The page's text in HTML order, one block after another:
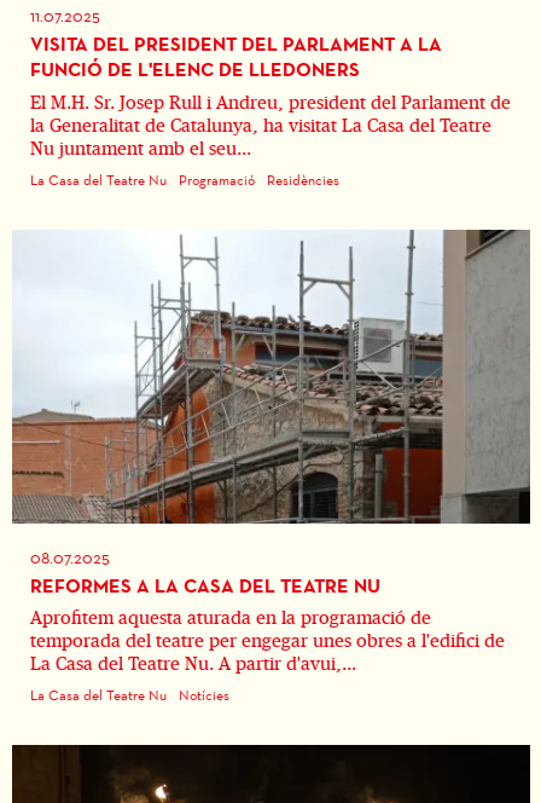
11.07.2025
VISITA DEL PRESIDENT DEL PARLAMENT A LA
FUNCIÓ DE L'ELENC DE LLEDONERS
El M.H. Sr. Josep Rull i Andreu, president del Parlament de
la Generalitat de Catalunya, ha visitat La Casa del Teatre
Nu juntament amb el seu...
La Casa del Teatre Nu Programació Residències
08.07.2025
REFORMES A LA CASA DEL TEATRE NU
Aprofitem aquesta aturada en la programació de
temporada del teatre per engegar unes obres a l'edifici de
La Casa del Teatre Nu. A partir d'avui,...
La Casa del Teatre Nu Notícies